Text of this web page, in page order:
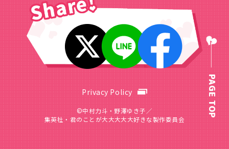
Privacy Policy
©中村力斗・野澤ゆき子／
集英社・君のことが大大大大大好きな製作委員会
PAGE TOP